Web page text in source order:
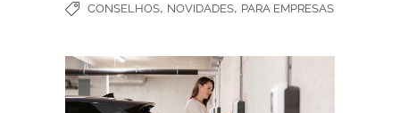
CONSELHOS, NOVIDADES, PARA EMPRESAS